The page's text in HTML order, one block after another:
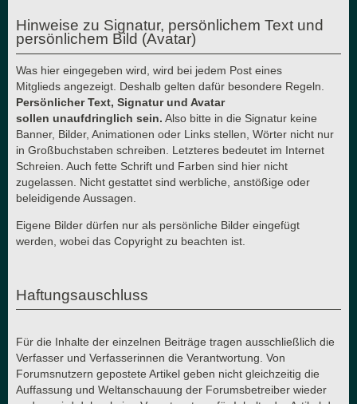
Hinweise zu Signatur, persönlichem Text und
persönlichem Bild (Avatar)
Was hier eingegeben wird, wird bei jedem Post eines
Mitglieds angezeigt. Deshalb gelten dafür besondere Regeln.
Persönlicher Text, Signatur und Avatar
sollen unaufdringlich sein. Also bitte in die Signatur keine
Banner, Bilder, Animationen oder Links stellen, Wörter nicht nur
in Großbuchstaben schreiben. Letzteres bedeutet im Internet
Schreien. Auch fette Schrift und Farben sind hier nicht
zugelassen. Nicht gestattet sind werbliche, anstößige oder
beleidigende Aussagen.
Eigene Bilder dürfen nur als persönliche Bilder eingefügt
werden, wobei das Copyright zu beachten ist.
Haftungsauschluss
Für die Inhalte der einzelnen Beiträge tragen ausschließlich die
Verfasser und Verfasserinnen die Verantwortung. Von
Forumsnutzern gepostete Artikel geben nicht gleichzeitig die
Auffassung und Weltanschauung der Forumsbetreiber wieder